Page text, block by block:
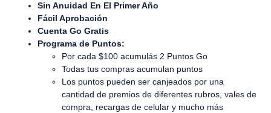
Sin Anuidad En El Primer Año
Fácil Aprobación
Cuenta Go Gratis
Programa de Puntos:
Por cada $100 acumulás 2 Puntos Go
Todas tus compras acumulan puntos
Los puntos pueden ser canjeados por una
cantidad de premios de diferentes rubros, vales de
compra, recargas de celular y mucho más